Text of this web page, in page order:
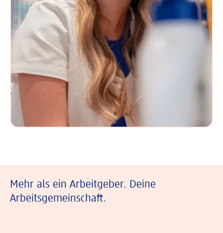
Mehr als ein Arbeitgeber. Deine
Arbeitsgemeinschaft.